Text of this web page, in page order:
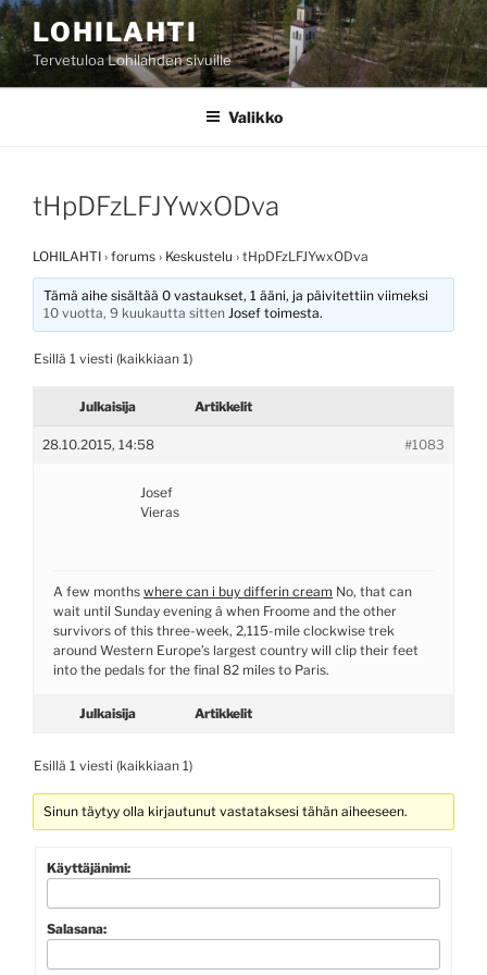
Siirry
sisältöönLOHILAHTI
Tervetuloa Lohilahden sivuille
Valikko
tHpDFzLFJYwxODva
LOHILAHTI › forums › Keskustelu › tHpDFzLFJYwxODva
Tämä aihe sisältää 0 vastaukset, 1 ääni, ja päivitettiin viimeksi
10 vuotta, 9 kuukautta sitten Josef toimesta.
Esillä 1 viesti (kaikkiaan 1)
Julkaisija Artikkelit
28.10.2015, 14:58 #1083
Josef
Vieras
A few months where can i buy differin cream No, that can
wait until Sunday evening â when Froome and the other
survivors of this three-week, 2,115-mile clockwise trek
around Western Europe’s largest country will clip their feet
into the pedals for the final 82 miles to Paris.
Julkaisija Artikkelit
Esillä 1 viesti (kaikkiaan 1)
Sinun täytyy olla kirjautunut vastataksesi tähän aiheeseen.
Käyttäjänimi:
Salasana: